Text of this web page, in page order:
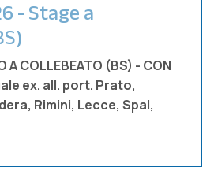
- Stage a
A COLLEBEATO (BS) - CON
ex. all. port. Prato,
Rimini, Lecce, Spal,